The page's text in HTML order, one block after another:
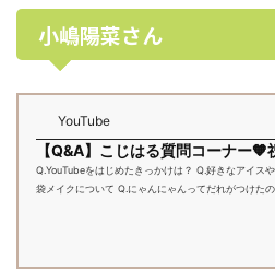
小嶋陽菜さん
YouTube
【Q&A】こじはる質問コーナー
Q.YouTubeをはじめたきっかけは？ Q.好きなアイス
袋メイクについて Q.にゃんにゃんってだれがつけたの